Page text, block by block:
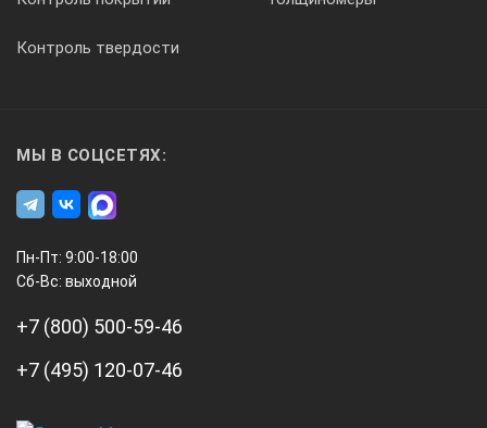
Контроль твердости
МЫ В СОЦСЕТЯХ:
Пн-Пт: 9:00-18:00
Сб-Вс: выходной
+7 (800) 500-59-46
+7 (495) 120-07-46